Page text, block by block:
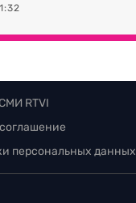
RTVI
персональных данных